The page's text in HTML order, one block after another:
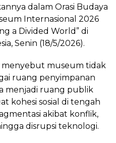
dalam Orasi Budaya
Internasional 2026
a Divided World” di
Senin (18/5/2026).
menyebut museum tidak
ruang penyimpanan
menjadi ruang publik
kohesi sosial di tengah
akibat konflik,
disrupsi teknologi.